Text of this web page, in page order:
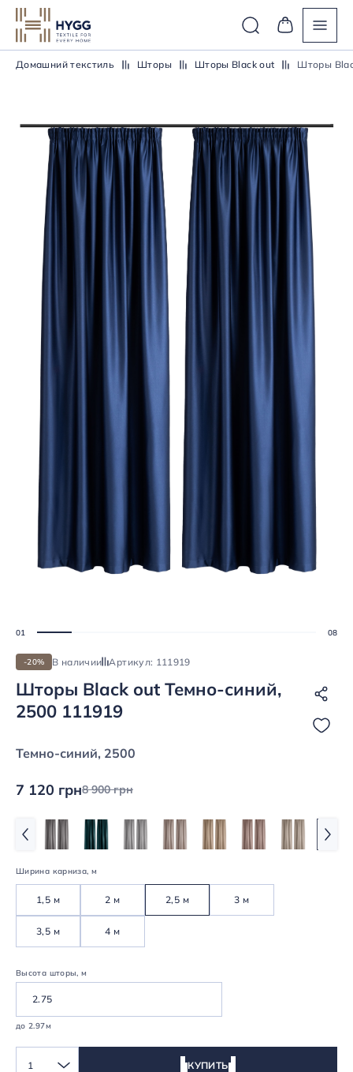
Домашний текстиль Шторы Шторы Black out Шторы
-20% В наличии Артикул: 111919
Шторы Black out Темно-синий,
2500 111919
Темно-синий, 2500
7 120 грн8 900 грн
Ширина карниза, м
1,5 м 2 м 2,5 м 3 м
3,5 м 4 м
Высота шторы, м
до 2.97м
1 КУПИТЬ